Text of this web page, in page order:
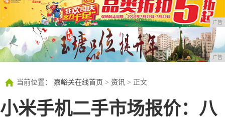
广告
广告
当前位置： 嘉峪关在线首页 > 资讯 > 正文
小米手机二手市场报价：八